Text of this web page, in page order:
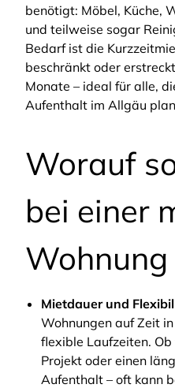
benötigt: Möbel, Küche,
und teilweise sogar
Bedarf ist die
beschränkt oder
Monate – ideal für alle,
Aufenthalt im Allgäu
Worauf
bei einer
Wohnung
Mietdauer und
Wohnungen auf Zeit
flexible Laufzeiten.
Projekt oder einen
Aufenthalt – oft kann